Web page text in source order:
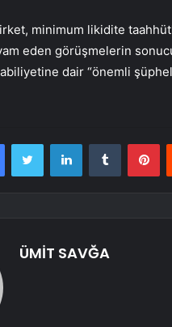
minimum likidite
eden görüşmelerin
dair “önemli
FacebookTwitter LinkedInTumblr
ÜMİT SAVĞA